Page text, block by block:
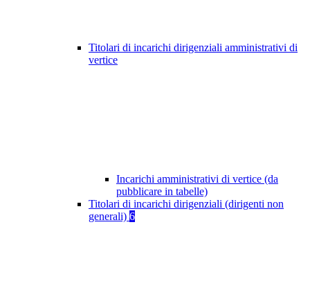
Titolari di incarichi dirigenziali amministrativi di
vertice
Incarichi amministrativi di vertice (da
pubblicare in tabelle)
Titolari di incarichi dirigenziali (dirigenti non
generali) 6